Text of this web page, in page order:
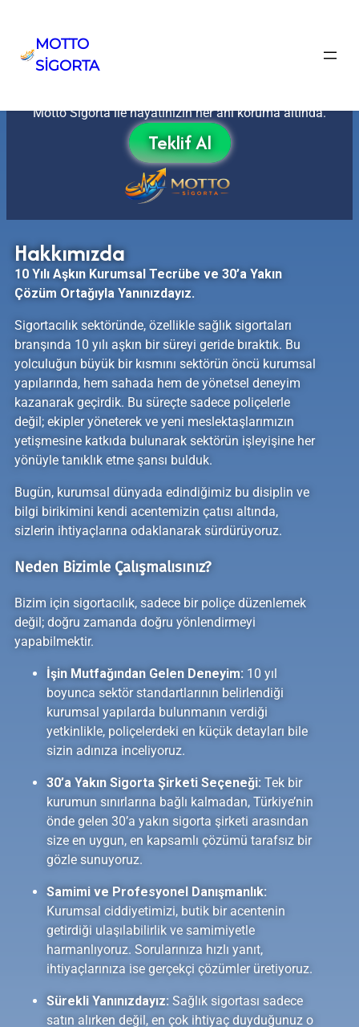
MOTTO
SİGORTA
Motto Sigorta ile hayatınızın her anı koruma altında.
Teklif Al
Hakkımızda
10 Yılı Aşkın Kurumsal Tecrübe ve 30’a Yakın
Çözüm Ortağıyla Yanınızdayız.
Sigortacılık sektöründe, özellikle sağlık sigortaları
branşında 10 yılı aşkın bir süreyi geride bıraktık. Bu
yolculuğun büyük bir kısmını sektörün öncü kurumsal
yapılarında, hem sahada hem de yönetsel deneyim
kazanarak geçirdik. Bu süreçte sadece poliçelerle
değil; ekipler yöneterek ve yeni meslektaşlarımızın
yetişmesine katkıda bulunarak sektörün işleyişine her
yönüyle tanıklık etme şansı bulduk.
Bugün, kurumsal dünyada edindiğimiz bu disiplin ve
bilgi birikimini kendi acentemizin çatısı altında,
sizlerin ihtiyaçlarına odaklanarak sürdürüyoruz.
Neden Bizimle Çalışmalısınız?
Bizim için sigortacılık, sadece bir poliçe düzenlemek
değil; doğru zamanda doğru yönlendirmeyi
yapabilmektir.
İşin Mutfağından Gelen Deneyim: 10 yıl
boyunca sektör standartlarının belirlendiği
kurumsal yapılarda bulunmanın verdiği
yetkinlikle, poliçelerdeki en küçük detayları bile
sizin adınıza inceliyoruz.
30’a Yakın Sigorta Şirketi Seçeneği: Tek bir
kurumun sınırlarına bağlı kalmadan, Türkiye’nin
önde gelen 30’a yakın sigorta şirketi arasından
size en uygun, en kapsamlı çözümü tarafsız bir
gözle sunuyoruz.
Samimi ve Profesyonel Danışmanlık:
Kurumsal ciddiyetimizi, butik bir acentenin
getirdiği ulaşılabilirlik ve samimiyetle
harmanlıyoruz. Sorularınıza hızlı yanıt,
ihtiyaçlarınıza ise gerçekçi çözümler üretiyoruz.
Sürekli Yanınızdayız: Sağlık sigortası sadece
satın alırken değil, en çok ihtiyaç duyduğunuz o